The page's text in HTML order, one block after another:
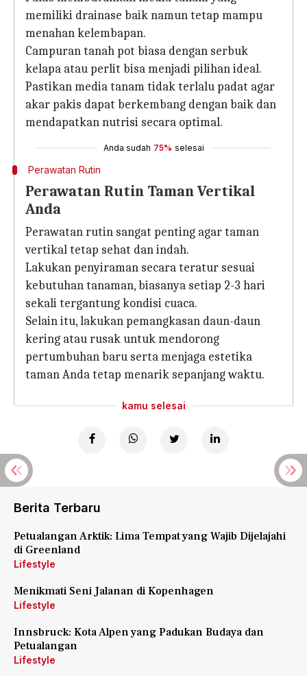
memiliki drainase baik namun tetap mampu
menahan kelembapan.
Campuran tanah pot biasa dengan serbuk
kelapa atau perlit bisa menjadi pilihan ideal.
Pastikan media tanam tidak terlalu padat agar
akar pakis dapat berkembang dengan baik dan
mendapatkan nutrisi secara optimal.
Anda sudah 75% selesai
Perawatan Rutin
Perawatan Rutin Taman Vertikal
Anda
Perawatan rutin sangat penting agar taman
vertikal tetap sehat dan indah.
Lakukan penyiraman secara teratur sesuai
kebutuhan tanaman, biasanya setiap 2-3 hari
sekali tergantung kondisi cuaca.
Selain itu, lakukan pemangkasan daun-daun
kering atau rusak untuk mendorong
pertumbuhan baru serta menjaga estetika
taman Anda tetap menarik sepanjang waktu.
kamu selesai
Berita Terbaru
Petualangan Arktik: Lima Tempat yang Wajib Dijelajahi
di Greenland
Lifestyle
Menikmati Seni Jalanan di Kopenhagen
Lifestyle
Innsbruck: Kota Alpen yang Padukan Budaya dan
Petualangan
Lifestyle